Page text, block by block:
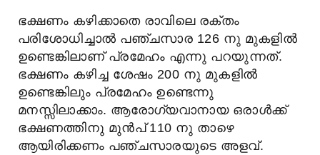
ഭക്ഷണം കഴിക്കാതെ രാവിലെ രക്തം
പരിശോധിച്ചാല്‍ പഞ്ചസാര 126 നു മുകളില്‍
ഉണ്ടെങ്കിലാണ് പ്രമേഹം എന്നു പറയുന്നത്.
ഭക്ഷണം കഴിച്ച ശേഷം 200 നു മുകളില്‍
ഉണ്ടെങ്കിലും പ്രമേഹം ഉണ്ടെന്നു
മനസ്സിലാക്കാം. ആരോഗ്യവാനായ ഒരാള്‍ക്ക്
ഭക്ഷണത്തിനു മുന്‍പ് 110 നു താഴെ
ആയിരിക്കണം പഞ്ചസാരയുടെ അളവ്.